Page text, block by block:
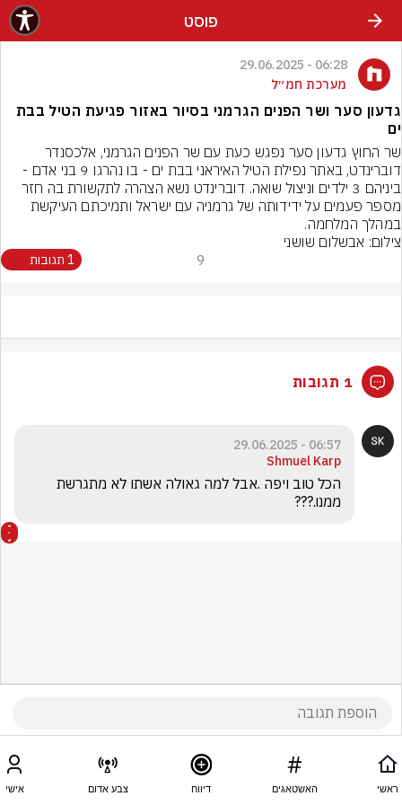
פוסט
06:28 - 29.06.2025
מערכת חמ״ל
גדעון סער ושר הפנים הגרמני בסיור באזור פגיעת הטיל בבת
ים
שר החוץ גדעון סער נפגש כעת עם שר הפנים הגרמני, אלכסנדר
במהלך המלחמה.
צילום: אבשלום שושני
9 1 תגובות
1 תגובות
06:57 - 29.06.2025
Shmuel Karp
ממנו.???
ראשי האשטאגים דיווח צבע אדום אישי